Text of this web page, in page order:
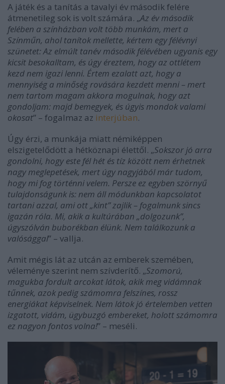
A játék és a tanítás a tavalyi év második felére
átmenetileg sok is volt számára. „Az év második
felében a színházban volt több munkám, mert a
Színműn, ahol tanítok mellette, kértem egy félévnyi
szünetet: Az elmúlt tanév második félévében ugyanis egy
kicsit besokalltam, és úgy éreztem, hogy az ottlétem
kezd nem igazi lenni. Értem ezalatt azt, hogy a
mennyiség a minőség rovására kezdett menni – mert
nem tartom magam akkora mogulnak, hogy azt
gondoljam: majd bemegyek, és úgyis mondok valami
okosat” – fogalmaz az interjúban.
Úgy érzi, a munkája miatt némiképpen
elszigetelődött a hétköznapi élettől. „Sokszor jó arra
gondolni, hogy este fél hét és tíz között nem érhetnek
nagy meglepetések, mert úgy nagyjából már tudom,
hogy mi fog történni velem. Persze ez egyben szörnyű
tulajdonságunk is: nem áll módunkban kapcsolatot
tartani azzal, ami ott „kint” zajlik – fogalmunk sincs
igazán róla. Mi, akik a kultúrában „dolgozunk”,
úgyszólván buborékban élünk. Nem találkozunk a
valósággal” – vallja.
Amit mégis lát az utcán az emberek szemében,
véleménye szerint nem szívderítő. „Szomorú,
magukba fordult arcokat látok, akik meg vidámnak
tűnnek, azok pedig számomra felszínes, rossz
energiákat képviselnek. Nem látok jó értelemben vetten
izgatott, vidám, ügybuzgó embereket, holott számomra
ez nagyon fontos volna!” – meséli.